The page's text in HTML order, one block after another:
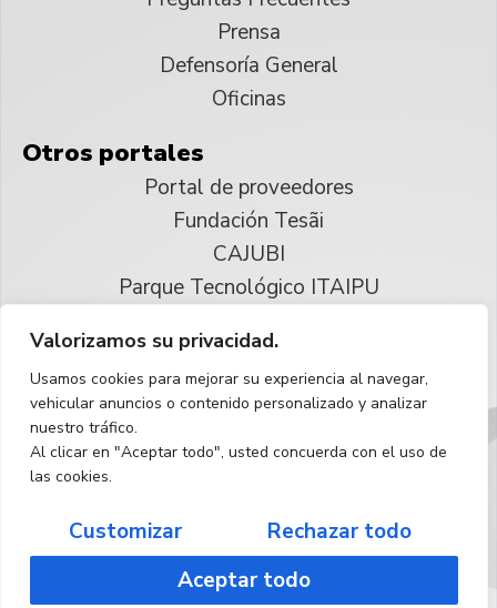
Valorizamos su privacidad.
Usamos cookies para mejorar su experiencia al navegar,
vehicular anuncios o contenido personalizado y analizar
nuestro tráfico.
Al clicar en "Aceptar todo", usted concuerda con el uso de
las cookies.
Customizar
Rechazar todo
Aceptar todo
Prensa
Defensoría General
Oficinas
Otros portales
Portal de proveedores
Fundación Tesãi
CAJUBI
Parque Tecnológico ITAIPU
Reservados todos los derechos
Español